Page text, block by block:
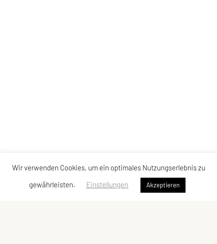
Wir verwenden Cookies, um ein optimales Nutzungserlebnis zu
gewährleisten.
Einstellungen Akzeptieren